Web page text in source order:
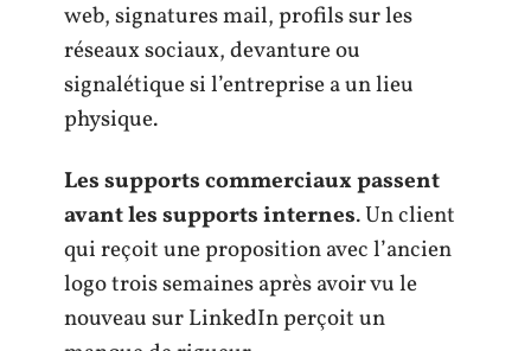
web, signatures mail, profils sur les
réseaux sociaux, devanture ou
signalétique si l’entreprise a un lieu
physique.
Les supports commerciaux passent
avant les supports internes. Un client
qui reçoit une proposition avec l’ancien
logo trois semaines après avoir vu le
nouveau sur LinkedIn perçoit un